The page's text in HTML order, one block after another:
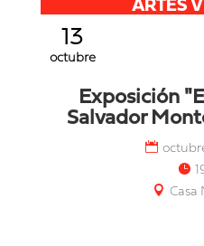
13
octubre
Exposición
Salvador
Casa